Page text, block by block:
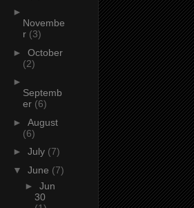
►
Novembe
r (3)
► October
(2)
►
Septemb
er (6)
► August
(6)
► July (7)
▼ June (7)
► Jun
30